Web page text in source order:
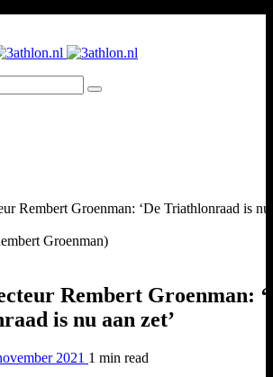
Groenman)
Rembert Groenman:
is nu aan zet’
2021 1 min read